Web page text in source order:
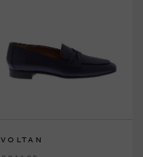
VOLTAN